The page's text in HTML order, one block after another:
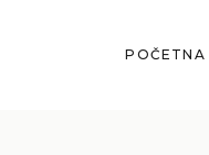
POČETNA